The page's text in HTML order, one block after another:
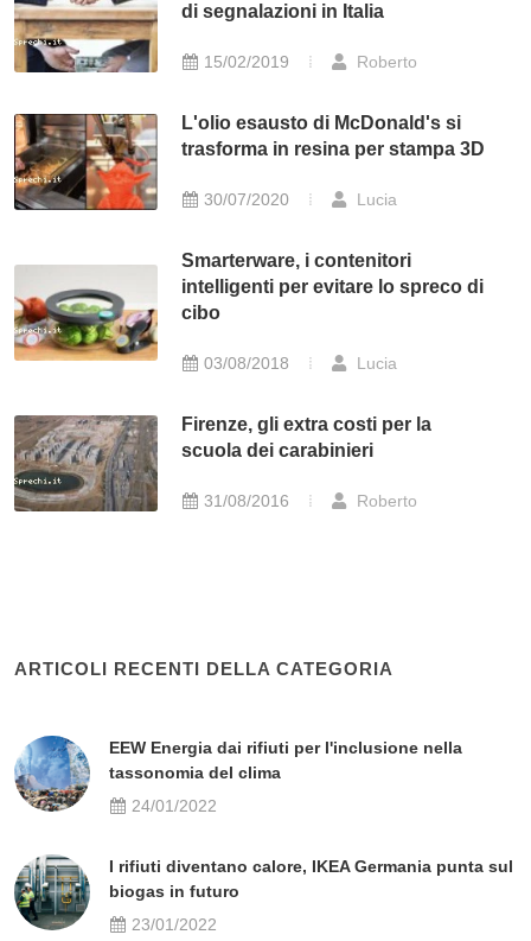
di segnalazioni in Italia
15/02/2019 Roberto
L'olio esausto di McDonald's si
trasforma in resina per stampa 3D
30/07/2020 Lucia
Smarterware, i contenitori
intelligenti per evitare lo spreco di
cibo
03/08/2018 Lucia
Firenze, gli extra costi per la
scuola dei carabinieri
31/08/2016 Roberto
ARTICOLI RECENTI DELLA CATEGORIA
EEW Energia dai rifiuti per l'inclusione nella
tassonomia del clima
24/01/2022
I rifiuti diventano calore, IKEA Germania punta sul
biogas in futuro
23/01/2022